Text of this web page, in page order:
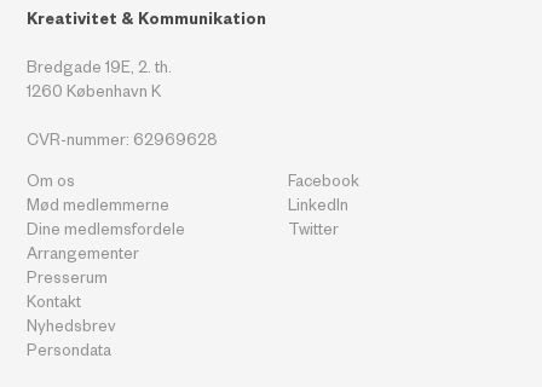
Kreativitet & Kommunikation
Bredgade 19E, 2. th.
1260 København K
CVR-nummer: 62969628
Om os
Mød medlemmerne
Dine medlemsfordele
Arrangementer
Presserum
Kontakt
Nyhedsbrev
Persondata
Facebook
LinkedIn
Twitter